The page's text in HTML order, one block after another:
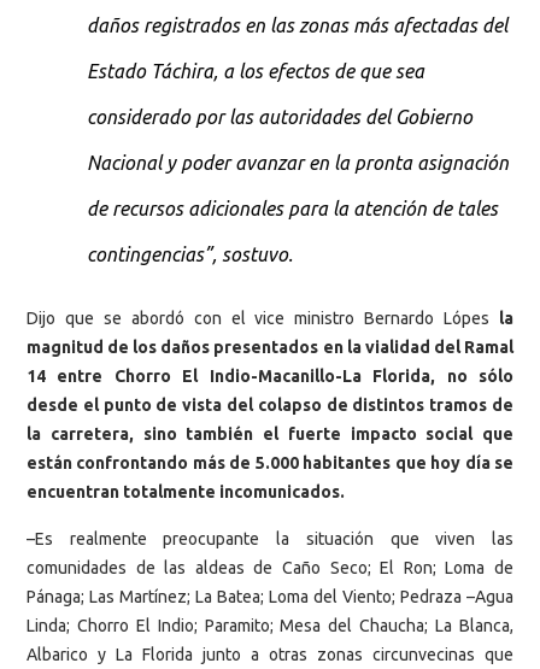
daños registrados en las zonas más afectadas del
Estado Táchira, a los efectos de que sea
considerado por las autoridades del Gobierno
Nacional y poder avanzar en la pronta asignación
de recursos adicionales para la atención de tales
contingencias”, sostuvo.
Dijo que se abordó con el vice ministro Bernardo Lópes la
magnitud de los daños presentados en la vialidad del Ramal
14 entre Chorro El Indio-Macanillo-La Florida, no sólo
desde el punto de vista del colapso de distintos tramos de
la carretera, sino también el fuerte impacto social que
están confrontando más de 5.000 habitantes que hoy día se
encuentran totalmente incomunicados.
–Es realmente preocupante la situación que viven las
comunidades de las aldeas de Caño Seco; El Ron; Loma de
Pánaga; Las Martínez; La Batea; Loma del Viento; Pedraza –Agua
Linda; Chorro El Indio; Paramito; Mesa del Chaucha; La Blanca,
Albarico y La Florida junto a otras zonas circunvecinas que